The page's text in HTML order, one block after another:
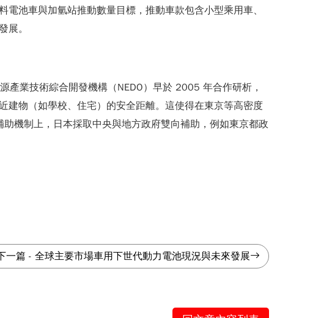
池車與加氫站推動數量目標，推動車款包含小型乘用車、
展。
產業技術綜合開發機構（NEDO）早於 2005 年合作研析，
建物（如學校、住宅）的安全距離。這使得在東京等高密度
機制上，日本採取中央與地方政府雙向補助，例如東京都政
一篇 - 全球主要市場車用下世代動力電池現況與未來發展